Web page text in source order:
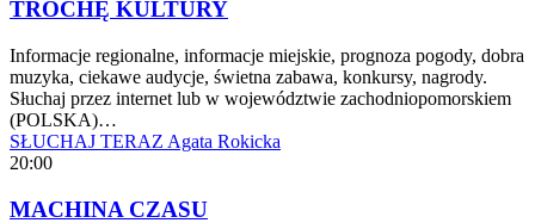
TROCHĘ KULTURY
Informacje regionalne, informacje miejskie, prognoza pogody, dobra
muzyka, ciekawe audycje, świetna zabawa, konkursy, nagrody.
Słuchaj przez internet lub w województwie zachodniopomorskiem
(POLSKA)…
SŁUCHAJ TERAZ Agata Rokicka
20:00
MACHINA CZASU